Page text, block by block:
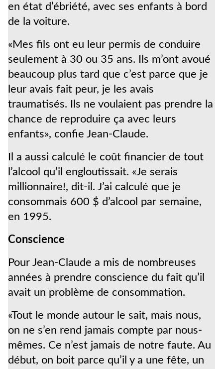
en état d’ébriété, avec ses enfants à bord
de la voiture.
«Mes fils ont eu leur permis de conduire
seulement à 30 ou 35 ans. Ils m’ont avoué
beaucoup plus tard que c’est parce que je
leur avais fait peur, je les avais
traumatisés. Ils ne voulaient pas prendre la
chance de reproduire ça avec leurs
enfants», confie Jean-Claude.
Il a aussi calculé le coût financier de tout
l’alcool qu’il engloutissait. «Je serais
millionnaire!, dit-il. J’ai calculé que je
consommais 600 $ d’alcool par semaine,
en 1995.
Conscience
Pour Jean-Claude a mis de nombreuses
années à prendre conscience du fait qu’il
avait un problème de consommation.
«Tout le monde autour le sait, mais nous,
on ne s’en rend jamais compte par nous-
mêmes. Ce n’est jamais de notre faute. Au
début, on boit parce qu’il y a une fête, un